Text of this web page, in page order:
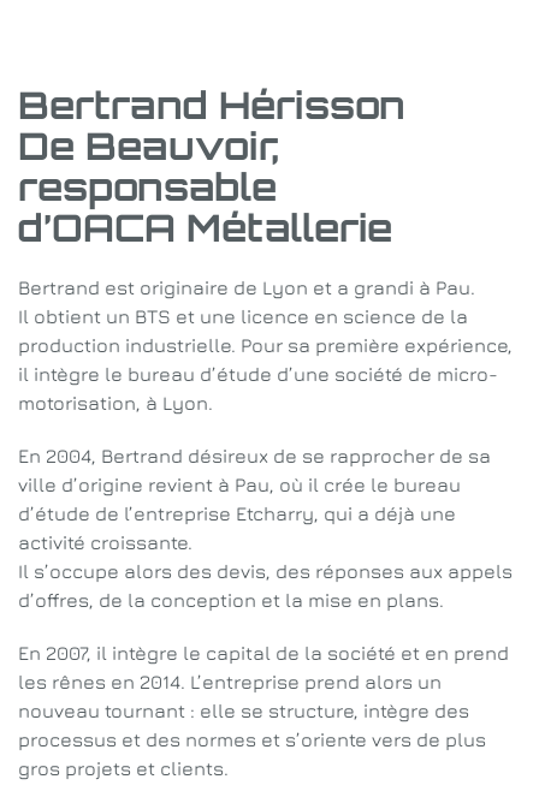
Bertrand Hérisson
De Beauvoir,
responsable
d’OACA Métallerie
Bertrand est originaire de Lyon et a grandi à Pau.
Il obtient un BTS et une licence en science de la
production industrielle. Pour sa première expérience,
il intègre le bureau d’étude d’une société de micro-
motorisation, à Lyon.
En 2004, Bertrand désireux de se rapprocher de sa
ville d’origine revient à Pau, où il crée le bureau
d’étude de l’entreprise Etcharry, qui a déjà une
activité croissante.
Il s’occupe alors des devis, des réponses aux appels
d’offres, de la conception et la mise en plans.
En 2007, il intègre le capital de la société et en prend
les rênes en 2014. L’entreprise prend alors un
nouveau tournant : elle se structure, intègre des
processus et des normes et s’oriente vers de plus
gros projets et clients.